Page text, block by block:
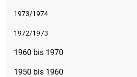
1973/1974
1972/1973
1960 bis 1970
1950 bis 1960